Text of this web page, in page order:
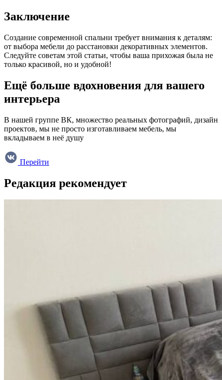
Заключение
Создание современной спальни требует внимания к деталям:
от выбора мебели до расстановки декоративных элементов.
Следуйте советам этой статьи, чтобы ваша прихожая была не
только красивой, но и удобной!
Ещё больше вдохновения для вашего
интерьера
В нашей группе ВК, множество реальных фотографий, дизайн
проектов, мы не просто изготавливаем мебель, мы
вкладываем в неё душу
Перейти
Редакция рекомендует